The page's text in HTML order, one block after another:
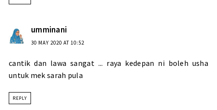
umminani
30 MAY 2020 AT 10:52
cantik dan lawa sangat ... raya kedepan ni boleh usha
untuk mek sarah pula
REPLY